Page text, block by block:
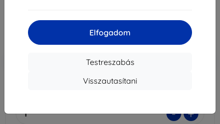
Elfogadom
Testreszabás
Visszautasítani
3 230 Ft
Ár ÁFA nelkül
Kedvezmény kuponnalEXTRA10
- +